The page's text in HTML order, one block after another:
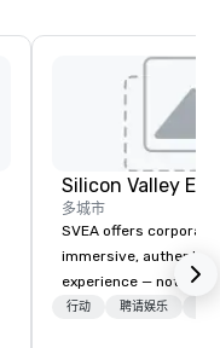
多城市
SVEA offers
immersive, authentic
experience — not a
transformation. We
行动 聘请娱乐